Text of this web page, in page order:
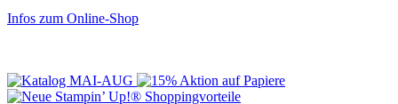
Infos zum Online-Shop